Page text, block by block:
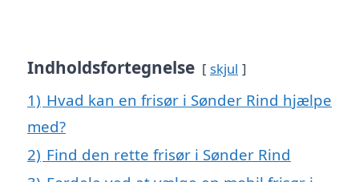
Indholdsfortegnelse skjul
1) Hvad kan en frisør i Sønder Rind hjælpe
med?
2) Find den rette frisør i Sønder Rind